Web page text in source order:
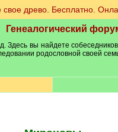
свое древо. Бесплатно.
Генеалогический
вы найдете
родословной своей